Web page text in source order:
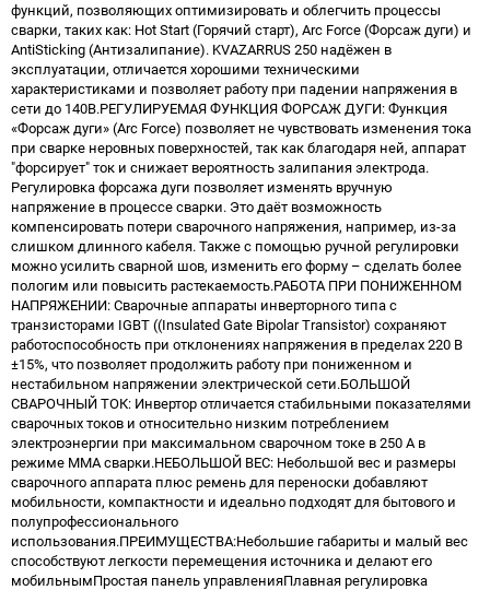
функций, позволяющих оптимизировать и облегчить процессы
сварки, таких как: Hot Start (Горячий старт), Arc Force (Форсаж дуги) и
AntiSticking (Антизалипание). KVAZARRUS 250 надёжен в
эксплуатации, отличается хорошими техническими
характеристиками и позволяет работу при падении напряжения в
сети до 140В.РЕГУЛИРУЕМАЯ ФУНКЦИЯ ФОРСАЖ ДУГИ: Функция
«Форсаж дуги» (Arc Force) позволяет не чувствовать изменения тока
при сварке неровных поверхностей, так как благодаря ней, аппарат
"форсирует" ток и снижает вероятность залипания электрода.
Регулировка форсажа дуги позволяет изменять вручную
напряжение в процессе сварки. Это даёт возможность
компенсировать потери сварочного напряжения, например, из-за
слишком длинного кабеля. Также с помощью ручной регулировки
можно усилить сварной шов, изменить его форму – сделать более
пологим или повысить растекаемость.РАБОТА ПРИ ПОНИЖЕННОМ
НАПРЯЖЕНИИ: Сварочные аппараты инверторного типа с
транзисторами IGBT ((Insulated Gate Bipolar Transistor) сохраняют
работоспособность при отклонениях напряжения в пределах 220 В
±15%, что позволяет продолжить работу при пониженном и
нестабильном напряжении электрической сети.БОЛЬШОЙ
СВАРОЧНЫЙ ТОК: Инвертор отличается стабильными показателями
сварочных токов и относительно низким потреблением
электроэнергии при максимальном сварочном токе в 250 А в
режиме ММА сварки.НЕБОЛЬШОЙ ВЕС: Небольшой вес и размеры
сварочного аппарата плюс ремень для переноски добавляют
мобильности, компактности и идеально подходят для бытового и
полупрофессионального
использования.ПРЕИМУЩЕСТВА:Небольшие габариты и малый вес
способствуют легкости перемещения источника и делают его
мобильнымПростая панель управленияПлавная регулировка